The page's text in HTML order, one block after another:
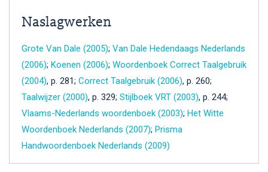
Naslagwerken
Grote Van Dale (2005); Van Dale Hedendaags Nederlands
(2006); Koenen (2006); Woordenboek Correct Taalgebruik
(2004), p. 281; Correct Taalgebruik (2006), p. 260;
Taalwijzer (2000), p. 329; Stijlboek VRT (2003), p. 244;
Vlaams-Nederlands woordenboek (2003); Het Witte
Woordenboek Nederlands (2007); Prisma
Handwoordenboek Nederlands (2009)